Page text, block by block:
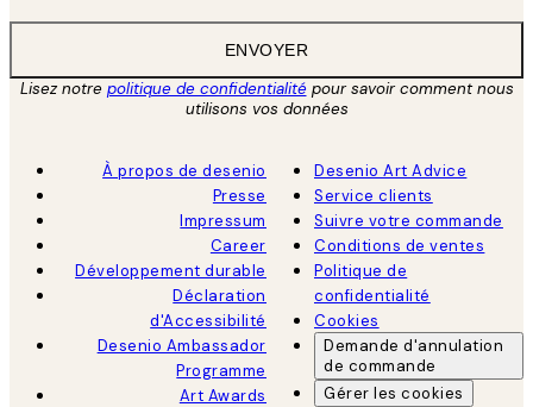
ENVOYER
Lisez notre politique de confidentialitépour savoir comment nous
utilisons vos données
À propos de desenio
Presse
Impressum
Career
Développement durable
Déclaration
d'Accessibilité
Desenio Ambassador
Programme
Art Awards
Desenio Art Advice
Service clients
Suivre votre commande
Conditions de ventes
Politique de
confidentialité
Cookies
Demande d'annulation
de commande
Gérer les cookies